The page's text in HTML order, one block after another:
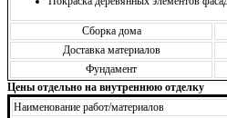
Сборка дома
Доставка материалов
Фундамент
Цены отдельно на внутреннюю отделку
Наименование работ/материалов